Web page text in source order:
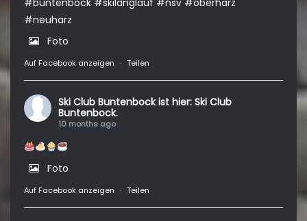
#neuharz
Foto
Auf Facebook anzeigen · Teilen
Ski Club Buntenbock ist hier: Ski Club
Buntenbock.
10 months ago
Foto
Auf Facebook anzeigen · Teilen